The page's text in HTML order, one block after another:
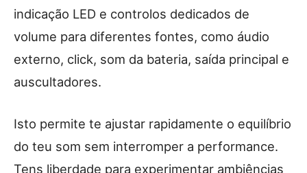
indicação LED e controlos dedicados de
volume para diferentes fontes, como áudio
externo, click, som da bateria, saída principal e
auscultadores.
Isto permite te ajustar rapidamente o equilíbrio
do teu som sem interromper a performance.
Tens liberdade para experimentar ambiências